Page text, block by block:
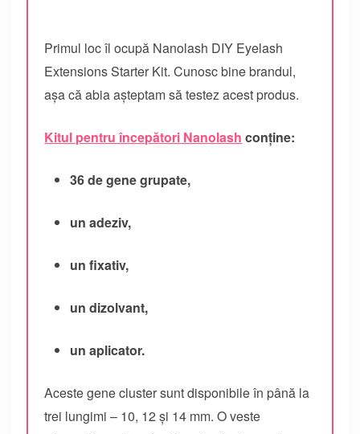
Primul loc îl ocupă Nanolash DIY Eyelash
Extensions Starter Kit. Cunosc bine brandul,
așa că abia așteptam să testez acest produs.
Kitul pentru începători Nanolash conține:
36 de gene grupate,
un adeziv,
un fixativ,
un dizolvant,
un aplicator.
Aceste gene cluster sunt disponibile în până la
trei lungimi – 10, 12 și 14 mm. O veste